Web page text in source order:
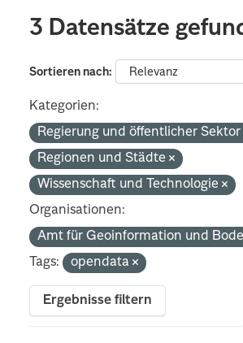
3 Datensätze
Sortieren nach
Kategorien:
Regierung und öffentlicher
Regionen und Städte
Wissenschaft und Technologie
Organisationen:
Amt für Geoinformation und
Tags:
opendata
Ergebnisse filtern